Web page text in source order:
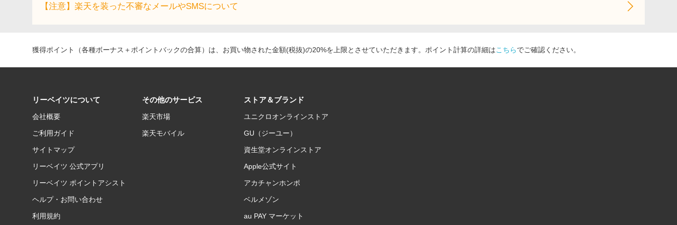
【注意】楽天を装った不審なメールやSMSについて
獲得ポイント（各種ボーナス＋ポイントバックの合算）は、お買い物された金額(税抜)の20%を上限とさせていただきます。ポイント計算の詳細はこちらでご確認ください。
リーベイツについて
会社概要
ご利用ガイド
サイトマップ
リーベイツ 公式アプリ
リーベイツ ポイントアシスト
ヘルプ・お問い合わせ
利用規約
その他のサービス
楽天市場
楽天モバイル
ストア＆ブランド
ユニクロオンラインストア
GU（ジーユー）
資生堂オンラインストア
Apple公式サイト
アカチャンホンポ
ベルメゾン
au PAY マーケット